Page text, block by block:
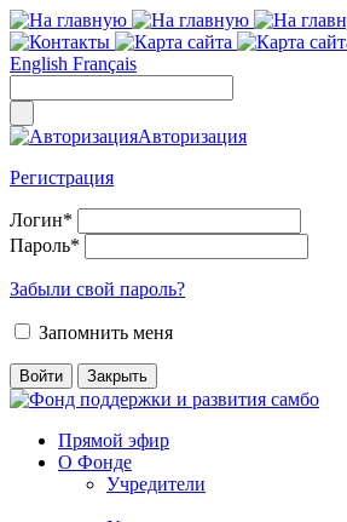
English Français
Авторизация
Регистрация
Логин*
Пароль*
Забыли свой пароль?
Запомнить меня
Прямой эфир
О Фонде
Учредители